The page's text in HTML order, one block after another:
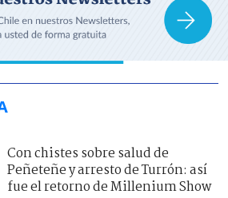
Con chistes sobre salud de
Peñeteñe y arresto de Turrón: así
fue el retorno de Millenium Show